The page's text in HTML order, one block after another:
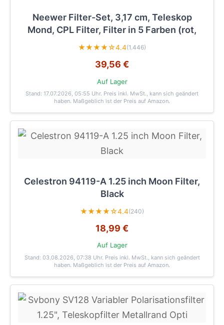
Neewer Filter-Set, 3,17 cm, Teleskop
Mond, CPL Filter, Filter in 5 Farben (rot,
★★★★☆4.4(1.446)
39,56 €
Auf Lager
Stand: 17.07.2026, 05:55 Uhr. Preis inkl. MwSt., kann sich geändert
haben. Maßgeblich ist der Preis auf Amazon.
Celestron 94119-A 1.25 inch Moon Filter,
Black
★★★★☆4.4(240)
18,99 €
Auf Lager
Stand: 03.08.2026, 07:38 Uhr. Preis inkl. MwSt., kann sich geändert
haben. Maßgeblich ist der Preis auf Amazon.